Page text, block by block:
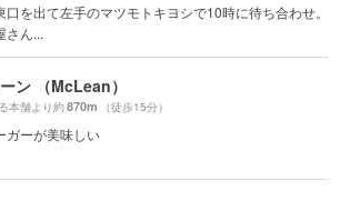
口を出て左手のマツモトキヨシで10時に待ち合わせ。
さん...
ン （McLean）
本舗より約870m （徒歩15分）
ガーが美味しい